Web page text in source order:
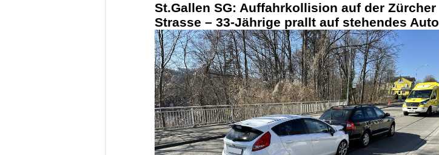
St.Gallen SG: Auffahrkollision auf der Zürcher
Strasse – 33-Jährige prallt auf stehendes Auto